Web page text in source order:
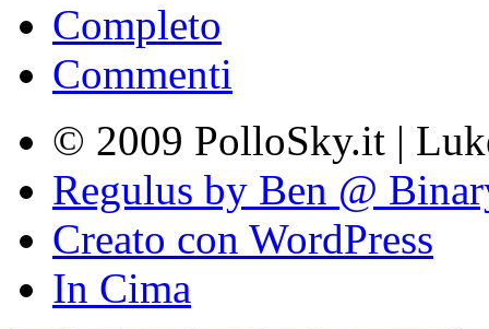
Completo
Commenti
© 2009 PolloSky.it |
Regulus by Ben @
Creato con WordPress
In Cima